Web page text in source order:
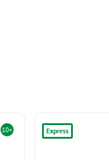
10+ Express